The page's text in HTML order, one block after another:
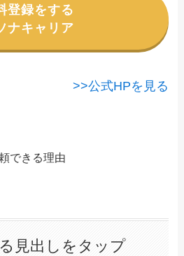
登録をする
ナキャリア
>>公式HPを見る
できる理由
見出しをタップ